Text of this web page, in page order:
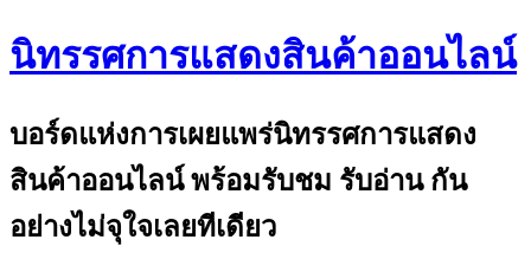
นิทรรศการแสดงสินค้าออนไลน์
บอร์ดแห่งการเผยแพร่นิทรรศการแสดง
สินค้าออนไลน์ พร้อมรับชม รับอ่าน กัน
อย่างไม่จุใจเลยทีเดียว